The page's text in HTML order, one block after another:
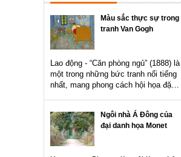
Màu sắc thực sự trong
tranh Van Gogh
Lao động - “Căn phòng ngủ” (1888) là
một trong những bức tranh nổi tiếng
nhất, mang phong cách hội họa đặc
mạnh mẽ với màu...Ngôi nhà Á Đông của
đại danh họa Monet